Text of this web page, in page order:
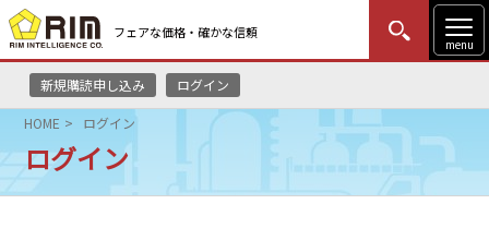
フェアな価格・確かな信頼
menu
新規購読申し込み ログイン
MENU
はじめての方
HOME
HOME ログイン
ログイン